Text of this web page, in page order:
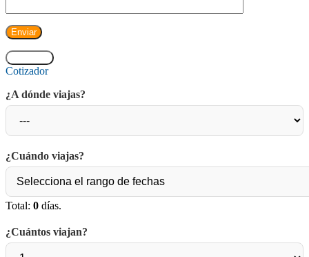
Cotizador
¿A dónde viajas?
¿Cuándo viajas?
Total: 0 días.
¿Cuántos viajan?